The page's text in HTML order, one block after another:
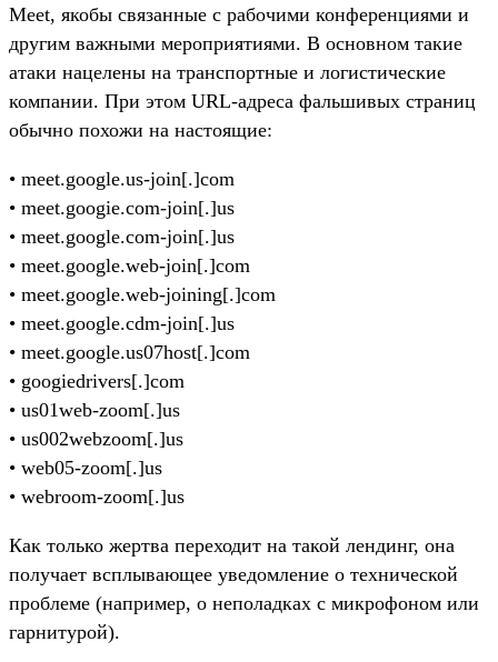
Meet, якобы связанные с рабочими конференциями и
другим важными мероприятиями. В основном такие
атаки нацелены на транспортные и логистические
компании. При этом URL-адреса фальшивых страниц
обычно похожи на настоящие:
• meet.google.us-join[.]com
• meet.googie.com-join[.]us
• meet.google.com-join[.]us
• meet.google.web-join[.]com
• meet.google.web-joining[.]com
• meet.google.cdm-join[.]us
• meet.google.us07host[.]com
• googiedrivers[.]com
• us01web-zoom[.]us
• us002webzoom[.]us
• web05-zoom[.]us
• webroom-zoom[.]us
Как только жертва переходит на такой лендинг, она
получает всплывающее уведомление о технической
проблеме (например, о неполадках с микрофоном или
гарнитурой).